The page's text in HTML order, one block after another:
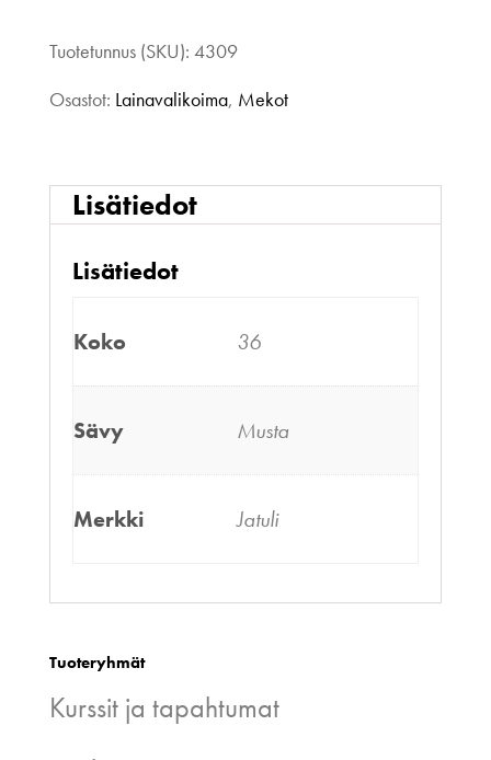
Tuotetunnus (SKU): 4309
Osastot: Lainavalikoima, Mekot
Lisätiedot
Lisätiedot
Koko 36
Sävy Musta
Merkki Jatuli
Tuoteryhmät
Kurssit ja tapahtumat